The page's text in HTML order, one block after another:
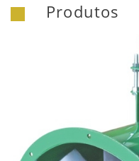
Produtos